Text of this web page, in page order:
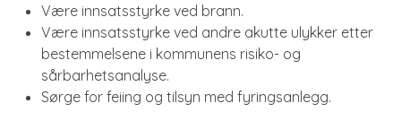
Være innsatsstyrke ved brann.
Være innsatsstyrke ved andre akutte ulykker etter
bestemmelsene i kommunens risiko- og
sårbarhetsanalyse.
Sørge for feiing og tilsyn med fyringsanlegg.